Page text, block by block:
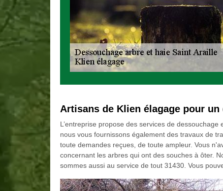
Artisans de Klien élagage pour
L’entreprise propose des services de
nous vous fournissons également des travaux de
toute demandes reçues, de toute ampleur. Vous
concernant les arbres qui ont des souches à ôter.
sommes aussi au service de tout 31430. Vous